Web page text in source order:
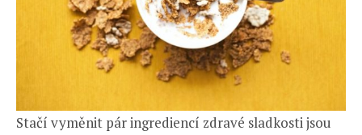
Stačí vyměnit pár ingrediencí zdravé sladkosti jsou